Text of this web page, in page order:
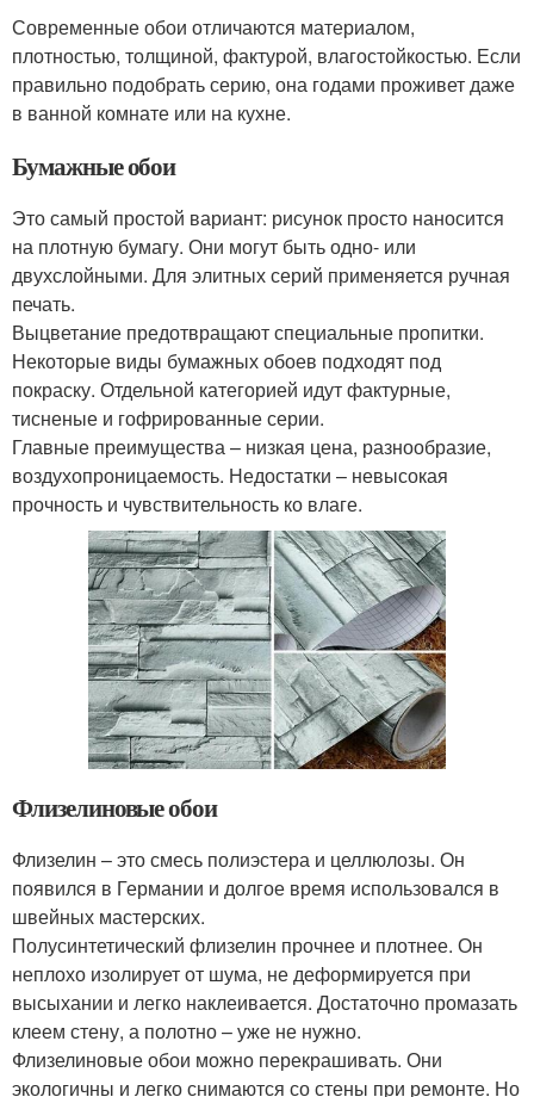
Современные обои отличаются материалом,
плотностью, толщиной, фактурой, влагостойкостью. Если
правильно подобрать серию, она годами проживет даже
в ванной комнате или на кухне.
Бумажные обои
Это самый простой вариант: рисунок просто наносится
на плотную бумагу. Они могут быть одно- или
двухслойными. Для элитных серий применяется ручная
печать.
Выцветание предотвращают специальные пропитки.
Некоторые виды бумажных обоев подходят под
покраску. Отдельной категорией идут фактурные,
тисненые и гофрированные серии.
Главные преимущества – низкая цена, разнообразие,
воздухопроницаемость. Недостатки – невысокая
прочность и чувствительность ко влаге.
Флизелиновые обои
Флизелин – это смесь полиэстера и целлюлозы. Он
появился в Германии и долгое время использовался в
швейных мастерских.
Полусинтетический флизелин прочнее и плотнее. Он
неплохо изолирует от шума, не деформируется при
высыхании и легко наклеивается. Достаточно промазать
клеем стену, а полотно – уже не нужно.
Флизелиновые обои можно перекрашивать. Они
экологичны и легко снимаются со стены при ремонте. Но